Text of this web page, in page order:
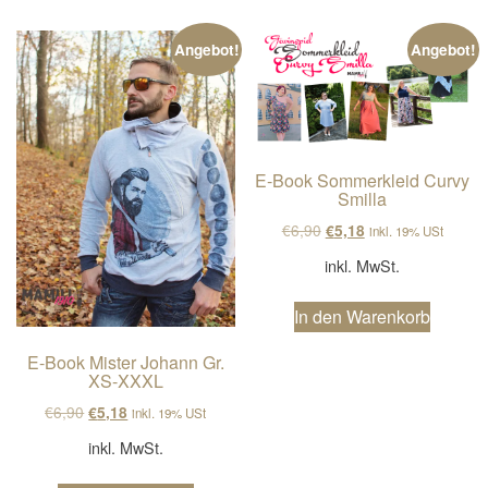
Angebot!
E-Book Mister Johann Gr.
XS-XXXL
€6,90Ursprünglicher Preis war: €6,90
€5,18 Aktueller Preis ist: €5,18.
inkl. 19% USt
inkl. MwSt.
Angebot!
E-Book Sommerkleid Curvy
Smilla
€6,90 Ursprünglicher Preis
€5,18Aktueller Preis
inkl. 19% USt
inkl. MwSt.
In den Warenkorb